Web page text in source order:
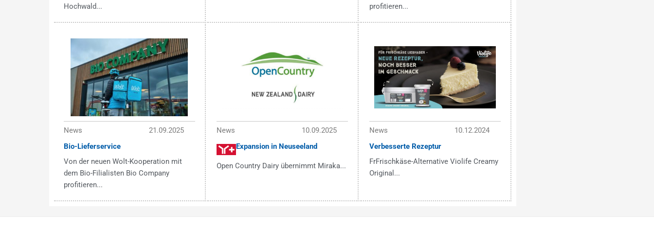
Hochwald...
profitieren...
News
21.09.2025
Bio-Lieferservice
Von der neuen Wolt-Kooperation mit
dem Bio-Filialisten Bio Company
profitieren...
News
10.09.2025
Expansion in Neuseeland
Open Country Dairy übernimmt Miraka...
News
10.12.2024
Verbesserte Rezeptur
FrFrischkäse-Alternative Violife Creamy
Original...